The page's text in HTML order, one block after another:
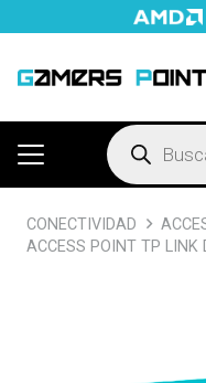
Búsqueda
de
productos
CONECTIVIDAD
ACCESS POINT TP LINK